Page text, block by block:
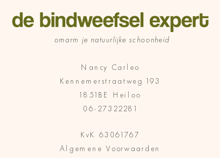
omarm je natuurlijke schoonheid
Nancy Carleo
Kennemerstraatweg 193
1851BE Heiloo
06-27322281
KvK 63061767
Algemene Voorwaarden